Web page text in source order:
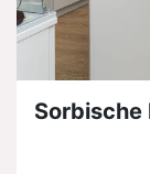
Sorbische